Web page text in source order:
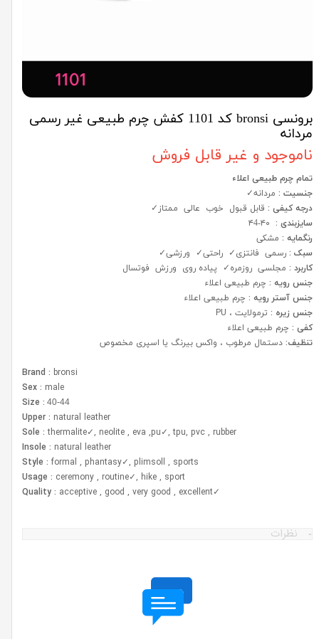
برونسی bronsi کد 1101 کفش چرم طبیعی غیر رسمی
مردانه
ناموجود و غیر قابل فروش
تمام چرم طبیعی اعلاء
جنسیت : مردانه✓
درجه کیفی : قابل قبول خوب عالی ممتاز✓
سایزبندی : ۴۰-۴4
رنگمایه : مشکی
سبک :رسمی فانتزی✓ راحتی✓ ورزشی✓
کاربرد : مجلسی روزمره✓ پیاده روی ورزش فوتسال
جنس رویه : چرم طبیعی اعلاء
جنس آستر رویه : چرم طبیعی اعلاء
جنس زیره : ترمولایت ، PU
کفی : چرم طبیعی اعلاء
تنظیف:دستمال مرطوب ، واکس بیرنگ یا اسپری مخصوص
Brand : bronsi
Sex : male
Size : 40-44
Upper : natural leather
Sole :thermalite✓, neolite , eva ,pu✓, tpu, pvc , rubber
Insole : natural leather
Style : formal , phantasy✓, plimsoll , sports
Usage : ceremony , routine✓, hike , sport
✓
Quality : acceptive , good , very good , excellent
نظرات